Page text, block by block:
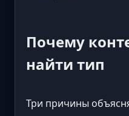
Почему
найти тип
Три причины